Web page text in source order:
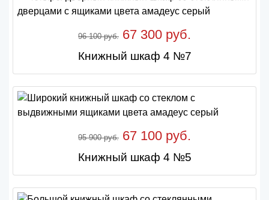
96 100 руб. 67 300 руб.
Книжный шкаф 4 №7
95 900 руб. 67 100 руб.
Книжный шкаф 4 №5